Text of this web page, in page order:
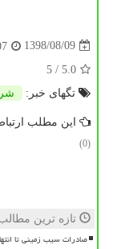
1398/08/09
5.0
/ 5
تگهای خبر:
این مطلب
(0)
تازه ترین
صادرات سیب زمینی تا